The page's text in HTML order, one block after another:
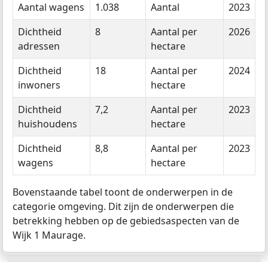
Aantal wagens 1.038 Aantal
2023
Dichtheid
adressen
8
Aantal per
hectare
2026
Dichtheid
inwoners
18
Aantal per
hectare
2024
Dichtheid
huishoudens
7,2
Aantal per
hectare
2023
Dichtheid
wagens
8,8
Aantal per
hectare
2023
Bovenstaande tabel toont de onderwerpen in de
categorie omgeving. Dit zijn de onderwerpen die
betrekking hebben op de gebiedsaspecten van de
Wijk 1 Maurage.